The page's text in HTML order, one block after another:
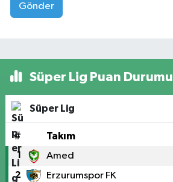
Gönder
Süper Lig Puan Durumu
Süper Lig
# Takım
1 Amed
2 Erzurumspor FK